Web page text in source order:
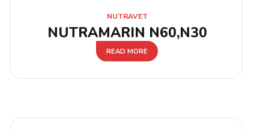
NUTRAVET
NUTRAMARIN N60,N30
READ MORE